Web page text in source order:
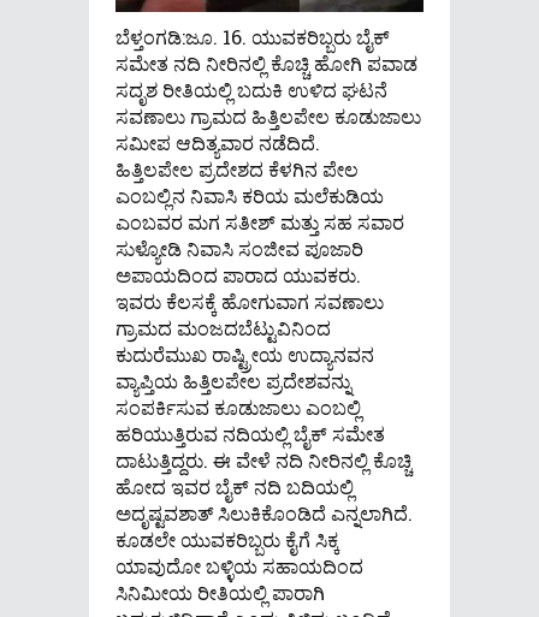
ಬೆಳ್ತಂಗಡಿ:ಜೂ. 16. ಯುವಕರಿಬ್ಬರು ಬೈಕ್
ಸಮೇತ ನದಿ ನೀರಿನಲ್ಲಿ ಕೊಚ್ಚಿ ಹೋಗಿ ಪವಾಡ
ಸದೃಶ ರೀತಿಯಲ್ಲಿ ಬದುಕಿ ಉಳಿದ ಘಟನೆ
ಸವಣಾಲು ಗ್ರಾಮದ ಹಿತ್ತಿಲಪೇಲ ಕೂಡುಜಾಲು
ಸಮೀಪ ಆದಿತ್ಯವಾರ ನಡೆದಿದೆ.
ಹಿತ್ತಿಲಪೇಲ ಪ್ರದೇಶದ ಕೆಳಗಿನ ಪೇಲ
ಎಂಬಲ್ಲಿನ ನಿವಾಸಿ ಕರಿಯ ಮಲೆಕುಡಿಯ
ಎಂಬವರ ಮಗ ಸತೀಶ್ ಮತ್ತು ಸಹ ಸವಾರ
ಸುಳ್ಯೋಡಿ ನಿವಾಸಿ ಸಂಜೀವ ಪೂಜಾರಿ
ಅಪಾಯದಿಂದ ಪಾರಾದ ಯುವಕರು.
ಇವರು ಕೆಲಸಕ್ಕೆ ಹೋಗುವಾಗ ಸವಣಾಲು
ಗ್ರಾಮದ ಮಂಜದಬೆಟ್ಟುವಿನಿಂದ
ಕುದುರೆಮುಖ ರಾಷ್ಟ್ರೀಯ ಉದ್ಯಾನವನ
ವ್ಯಾಪ್ತಿಯ ಹಿತ್ತಿಲಪೇಲ ಪ್ರದೇಶವನ್ನು
ಸಂಪರ್ಕಿಸುವ ಕೂಡುಜಾಲು ಎಂಬಲ್ಲಿ
ಹರಿಯುತ್ತಿರುವ ನದಿಯಲ್ಲಿ ಬೈಕ್ ಸಮೇತ
ದಾಟುತ್ತಿದ್ದರು. ಈ ವೇಳೆ ನದಿ ನೀರಿನಲ್ಲಿ ಕೊಚ್ಚಿ
ಹೋದ ಇವರ ಬೈಕ್ ನದಿ ಬದಿಯಲ್ಲಿ
ಅದೃಷ್ಟವಶಾತ್ ಸಿಲುಕಿಕೊಂಡಿದೆ ಎನ್ನಲಾಗಿದೆ.
ಕೂಡಲೇ ಯುವಕರಿಬ್ಬರು ಕೈಗೆ ಸಿಕ್ಕ
ಯಾವುದೋ ಬಳ್ಳಿಯ ಸಹಾಯದಿಂದ
ಸಿನಿಮೀಯ ರೀತಿಯಲ್ಲಿ ಪಾರಾಗಿ